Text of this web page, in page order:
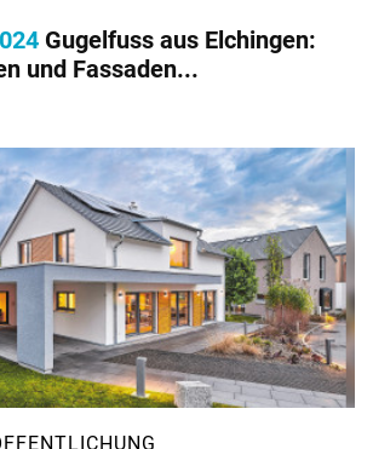
Gugelfuss aus Elchingen:
und Fassaden...